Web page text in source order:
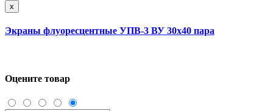
x
Экраны флуоресцентные УПВ-3 ВУ 30х40 пара
Оцените товар